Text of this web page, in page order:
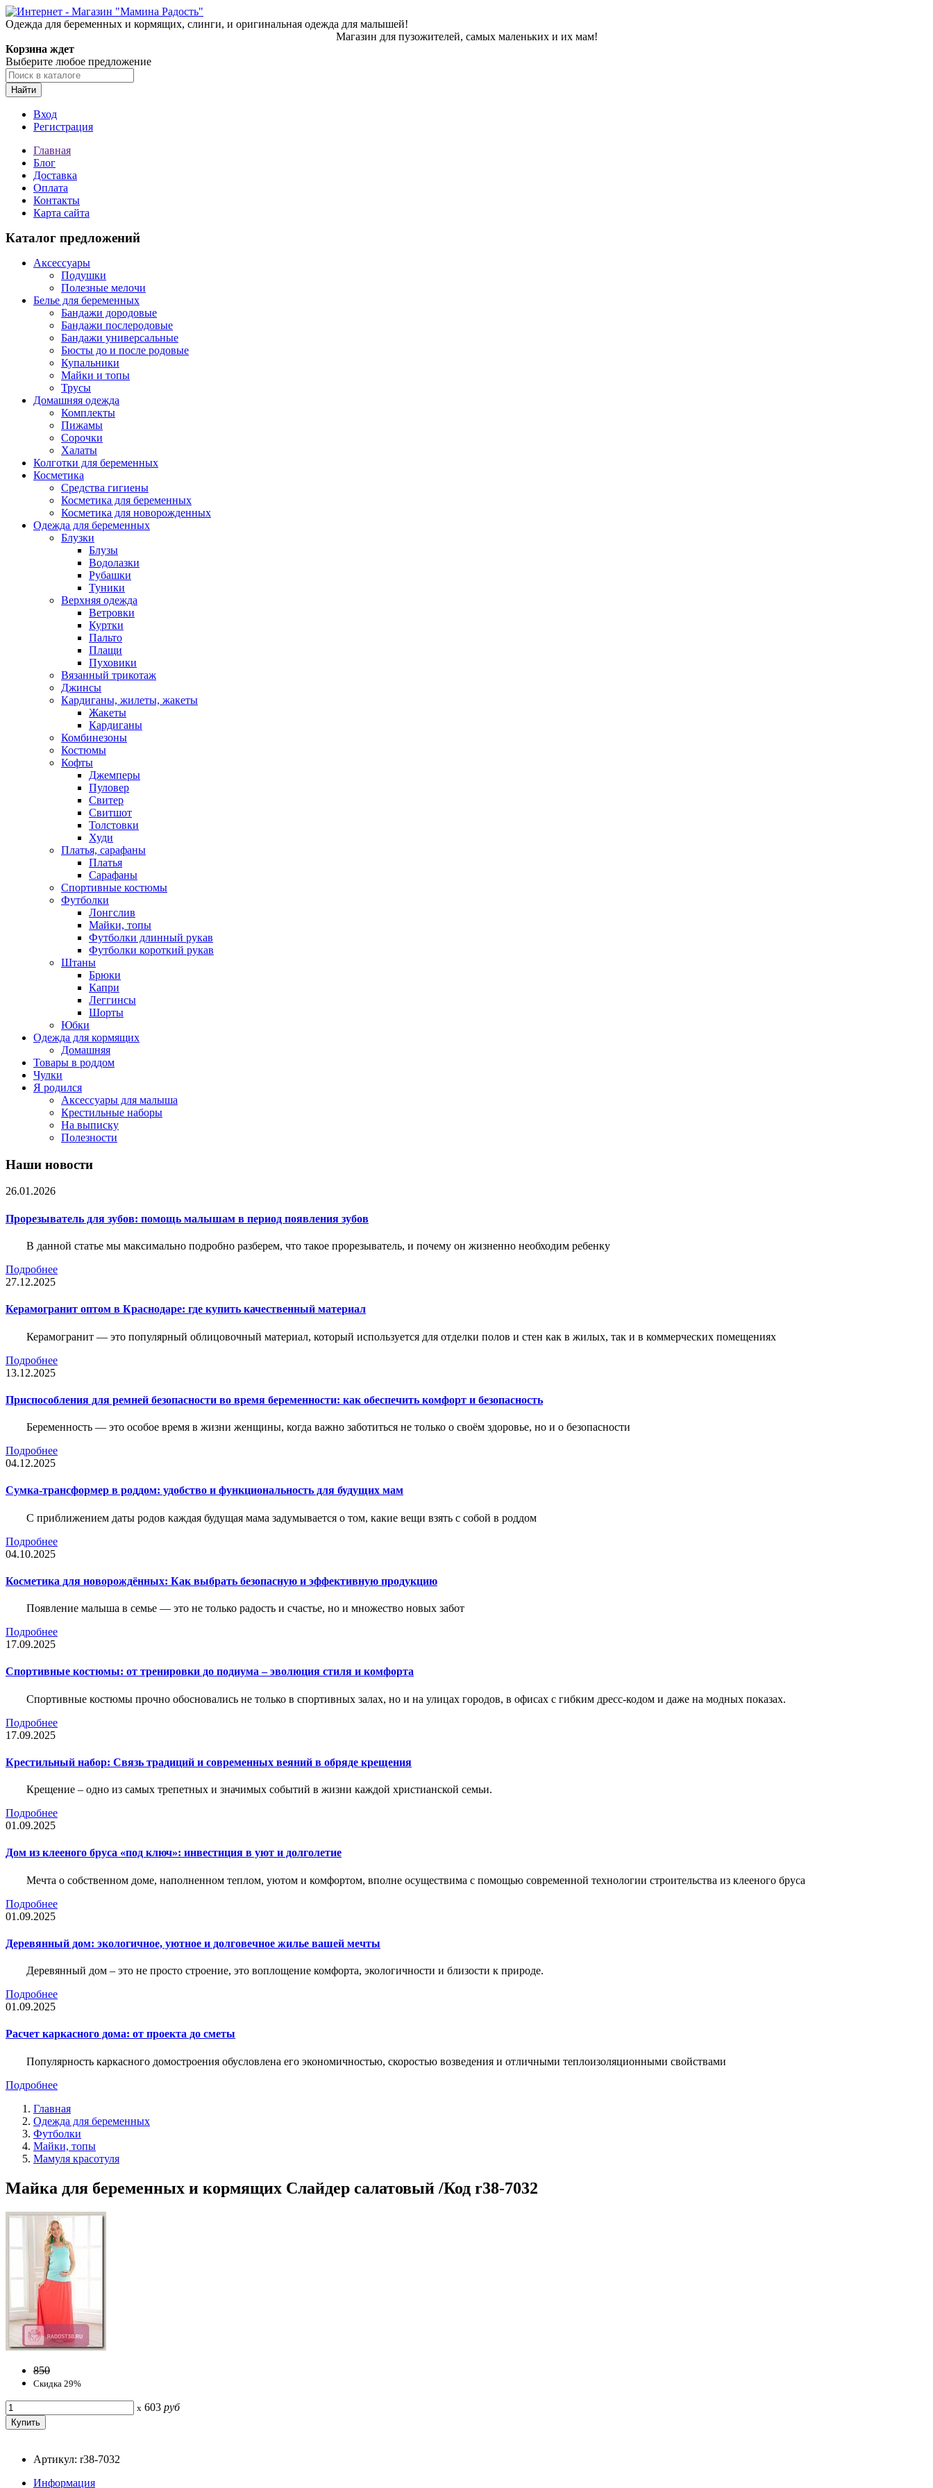
Одежда для беременных и кормящих, слинги, и оригинальная одежда для малышей!
Магазин для пузожителей, самых маленьких и их мам!
Корзина ждет
Выберите любое предложение
Найти
Вход
Регистрация
Главная
Блог
Доставка
Оплата
Контакты
Карта сайта
Каталог предложений
Аксессуары
Подушки
Полезные мелочи
Белье для беременных
Бандажи дородовые
Бандажи послеродовые
Бандажи универсальные
Бюсты до и после родовые
Купальники
Майки и топы
Трусы
Домашняя одежда
Комплекты
Пижамы
Сорочки
Халаты
Колготки для беременных
Косметика
Cредства гигиены
Косметика для беременных
Косметика для новорожденных
Одежда для беременных
Блузки
Блузы
Водолазки
Рубашки
Туники
Верхняя одежда
Ветровки
Куртки
Пальто
Плащи
Пуховики
Вязанный трикотаж
Джинсы
Кардиганы, жилеты, жакеты
Жакеты
Кардиганы
Комбинезоны
Костюмы
Кофты
Джемперы
Пуловер
Свитер
Свитшот
Толстовки
Худи
Платья, сарафаны
Платья
Сарафаны
Спортивные костюмы
Футболки
Лонгслив
Майки, топы
Футболки длинный рукав
Футболки короткий рукав
Штаны
Брюки
Капри
Леггинсы
Шорты
Юбки
Одежда для кормящих
Домашняя
Товары в роддом
Чулки
Я родился
Аксессуары для малыша
Крестильные наборы
На выписку
Полезности
Наши новости
26.01.2026
Прорезыватель для зубов: помощь малышам в период появления зубов
В данной статье мы максимально подробно разберем, что такое прорезыватель, и почему он жизненно необходим ребенку
Подробнее
27.12.2025
Керамогранит оптом в Краснодаре: где купить качественный материал
Керамогранит — это популярный облицовочный материал, который используется для отделки полов и стен как в жилых, так и в коммерческих помещениях
Подробнее
13.12.2025
Приспособления для ремней безопасности во время беременности: как обеспечить комфорт и безопасность
Беременность — это особое время в жизни женщины, когда важно заботиться не только о своём здоровье, но и о безопасности
Подробнее
04.12.2025
Сумка-трансформер в роддом: удобство и функциональность для будущих мам
С приближением даты родов каждая будущая мама задумывается о том, какие вещи взять с собой в роддом
Подробнее
04.10.2025
Косметика для новорождённых: Как выбрать безопасную и эффективную продукцию
Появление малыша в семье — это не только радость и счастье, но и множество новых забот
Подробнее
17.09.2025
Спортивные костюмы: от тренировки до подиума – эволюция стиля и комфорта
Спортивные костюмы прочно обосновались не только в спортивных залах, но и на улицах городов, в офисах с гибким дресс-кодом и даже на модных показах.
Подробнее
17.09.2025
Крестильный набор: Связь традиций и современных веяний в обряде крещения
Крещение – одно из самых трепетных и значимых событий в жизни каждой христианской семьи.
Подробнее
01.09.2025
Дом из клееного бруса «под ключ»: инвестиция в уют и долголетие
Мечта о собственном доме, наполненном теплом, уютом и комфортом, вполне осуществима с помощью современной технологии строительства из клееного бруса
Подробнее
01.09.2025
Деревянный дом: экологичное, уютное и долговечное жилье вашей мечты
Деревянный дом – это не просто строение, это воплощение комфорта, экологичности и близости к природе.
Подробнее
01.09.2025
Расчет каркасного дома: от проекта до сметы
Популярность каркасного домостроения обусловлена его экономичностью, скоростью возведения и отличными теплоизоляционными свойствами
Подробнее
Главная
Одежда для беременных
Футболки
Майки, топы
Мамуля красотуля
Майка для беременных и кормящих Слайдер салатовый /Код r38-7032
850
Скидка 29%
x 603 руб
Артикул: r38-7032
Информация